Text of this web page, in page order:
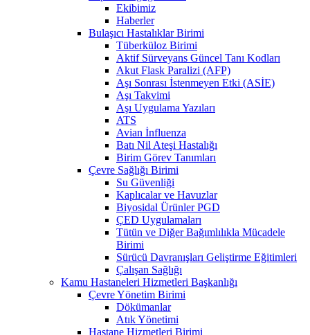
Ekibimiz
Haberler
Bulaşıcı Hastalıklar Birimi
Tüberküloz Birimi
Aktif Sürveyans Güncel Tanı Kodları
Akut Flask Paralizi (AFP)
Aşı Sonrası İstenmeyen Etki (ASİE)
Aşı Takvimi
Aşı Uygulama Yazıları
ATS
Avian İnfluenza
Batı Nil Ateşi Hastalığı
Birim Görev Tanımları
Çevre Sağlığı Birimi
Su Güvenliği
Kaplıcalar ve Havuzlar
Biyosidal Ürünler PGD
ÇED Uygulamaları
Tütün ve Diğer Bağımlılıkla Mücadele
Birimi
Sürücü Davranışları Geliştirme Eğitimleri
Çalışan Sağlığı
Kamu Hastaneleri Hizmetleri Başkanlığı
Çevre Yönetim Birimi
Dökümanlar
Atık Yönetimi
Hastane Hizmetleri Birimi